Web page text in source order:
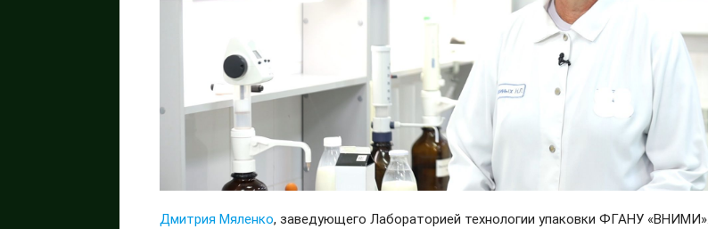
Дмитрия Мяленко, заведующего Лабораторией технологии упаковки ФГАНУ «ВНИМИ».